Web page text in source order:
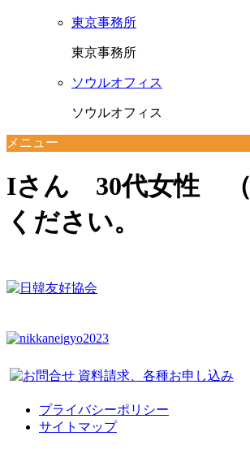
東京事務所
東京事務所
ソウルオフィス
ソウルオフィス
メニュー
Iさん 30代女性 （
ください。
プライバシーポリシー
サイトマップ